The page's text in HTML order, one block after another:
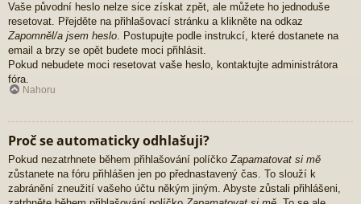
Vaše původní heslo nelze sice získat zpět, ale můžete ho jednoduše
resetovat. Přejděte na přihlašovací stránku a klikněte na odkaz
Zapomněl/a jsem heslo . Postupujte podle instrukcí, které dostanete na
email a brzy se opět budete moci přihlásit.
Pokud nebudete moci resetovat vaše heslo, kontaktujte administrátora
fóra.
Nahoru
Proč se automaticky odhlašuji?
Pokud nezatrhnete během přihlašování políčkoZapamatovat si mě
zůstanete na fóru přihlášen jen po přednastavený čas. To slouží k
zabránění zneužití vašeho účtu někým jiným. Abyste zůstali přihlášeni,